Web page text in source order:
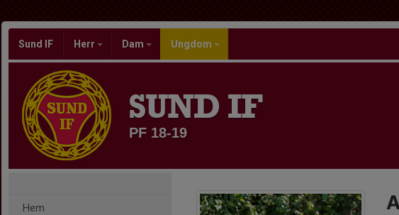
Sund IF Herr Dam Ungdom
SUND IF
PF 18-19
Hem